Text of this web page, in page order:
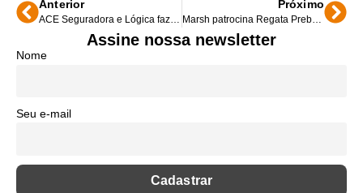
Anterior
ACE Seguradora e Lógica fazem seguro de Vida para A Fazenda 2
Próximo
Marsh patrocina Regata Preben Schmidt
Assine nossa newsletter
Nome
Seu e-mail